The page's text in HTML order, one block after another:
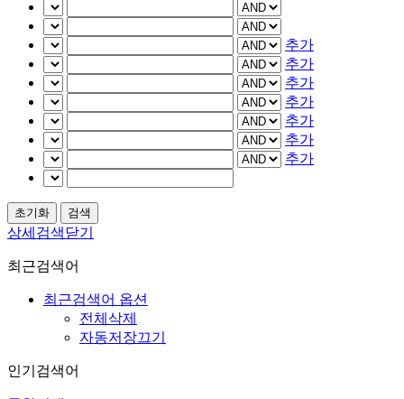
추가
추가
추가
추가
추가
추가
추가
상세검색닫기
최근검색어
최근검색어 옵션
전체삭제
자동저장끄기
인기검색어